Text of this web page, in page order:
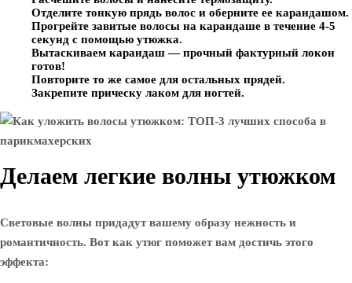
Отделите тонкую прядь волос и оберните ее карандашом.
Прогрейте завитые волосы на карандаше в течение 4-5
секунд с помощью утюжка.
Вытаскиваем карандаш — прочный фактурный локон
готов!
Повторите то же самое для остальных прядей.
Закрепите прическу лаком для ногтей.
Делаем легкие волны утюжком
Световые волны придадут вашему образу нежность и
романтичность. Вот как утюг поможет вам достичь этого
эффекта: